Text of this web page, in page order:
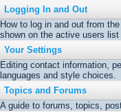
Logging In and Out
How to log in and out from
shown on the active users
Your Settings
Editing contact information,
languages and style choices.
Topics and Forums
A guide to forums, topics,